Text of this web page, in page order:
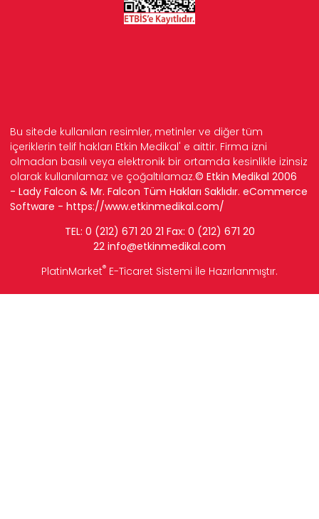
Bu sitede kullanılan resimler, metinler ve diğer tüm
içeriklerin telif hakları Etkin Medikal' e aittir. Firma izni
olmadan basılı veya elektronik bir ortamda kesinlikle izinsiz
olarak kullanılamaz ve çoğaltılamaz.© Etkin Medikal 2006
- Lady Falcon & Mr. Falcon Tüm Hakları Saklıdır. eCommerce
Software - https://www.etkinmedikal.com/
TEL: 0 (212) 671 20 21 Fax: 0 (212) 671 20
22 info@etkinmedikal.com
PlatinMarket® E-Ticaret Sistemi İle Hazırlanmıştır.